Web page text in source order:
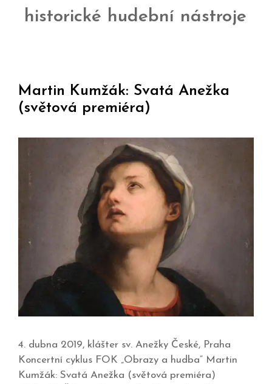
historické hudební nástroje
Martin Kumžák: Svatá Anežka
(světová premiéra)
4. dubna 2019, klášter sv. Anežky České, Praha
Koncertní cyklus FOK „Obrazy a hudba“ Martin
Kumžák: Svatá Anežka (světová premiéra)